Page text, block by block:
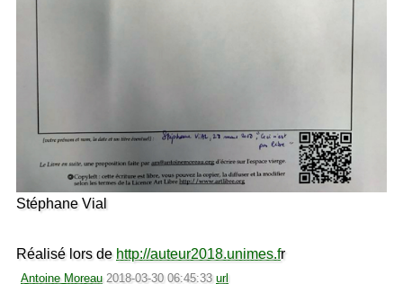
Stéphane Vial
Réalisé lors de http://auteur2018.unimes.fr
Antoine Moreau 2018-03-30 06:45:33 url